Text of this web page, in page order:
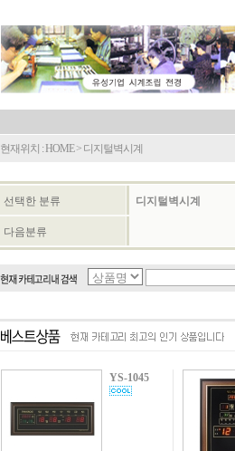
현재위치 :HOME > 디지털벽시계
선택한 분류 디지털벽시계
다음분류
YS-1045